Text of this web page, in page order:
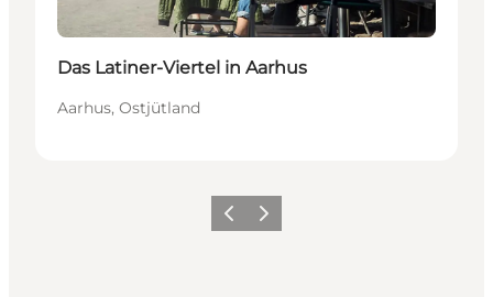
Das Latiner-Viertel in Aarhus
Aarhus, Ostjütland
ZurückWeiter